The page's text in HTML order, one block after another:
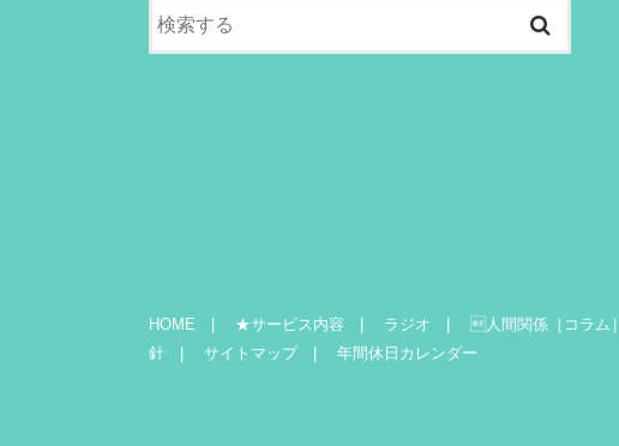
HOME ★サービス内容 ラジオ 人間関係［コラム］
針
サイトマップ 年間休日カレンダー